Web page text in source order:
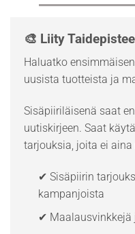
🎨 Liity
Haluatko
uusista tuotteista ja
Sisäpiiriläisenä saat
uutiskirjeen. Saat
tarjouksia, joita ei aina
✔ Sisäpiirin
kampanjoista
✔ Maalausvinkkejä